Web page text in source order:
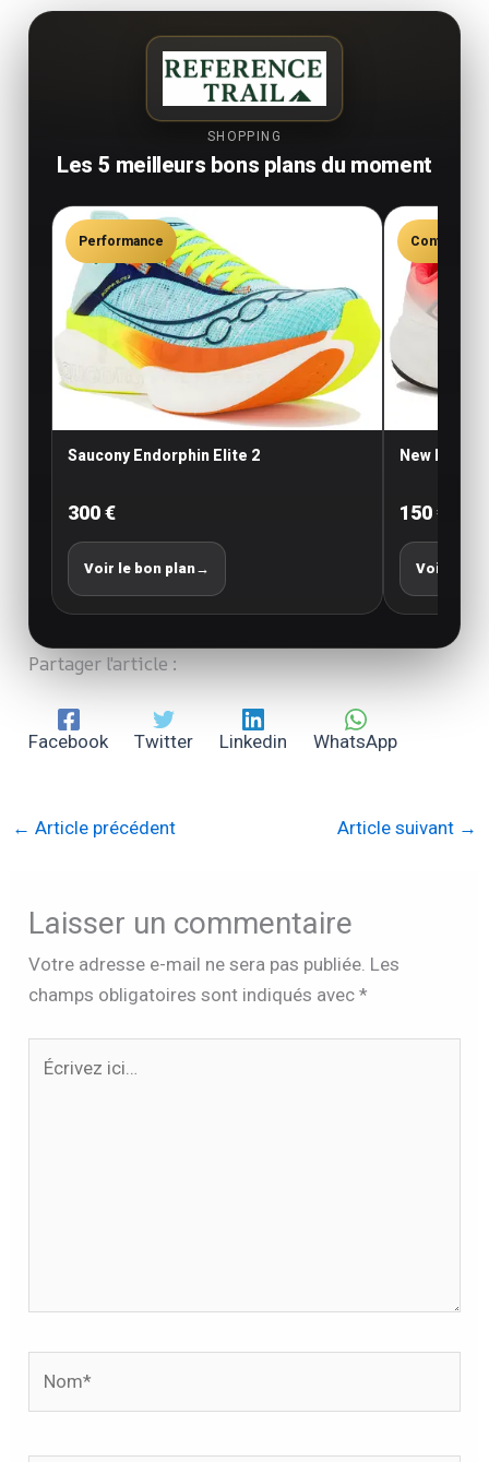
SHOPPING
Les 5 meilleurs bons plans du moment
Performance
Saucony Endorphin Elite 2
300 €
Voir le bon plan→
Confort
New
150 €
Voir le
Partager l'article :
Facebook Twitter Linkedin WhatsApp
← Article précédent Article suivant →
Laisser un commentaire
Votre adresse e-mail ne sera pas publiée. Les
champs obligatoires sont indiqués avec*